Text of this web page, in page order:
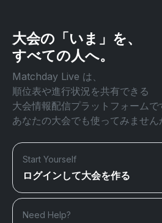
大会の「いま」を、
すべての人へ。
Matchday Live は、
順位表や進行状況を共有できる
大会情報配信プラットフォームで
あなたの大会でも使ってみません
Start Yourself
ログインして大会を作る
Need Help?